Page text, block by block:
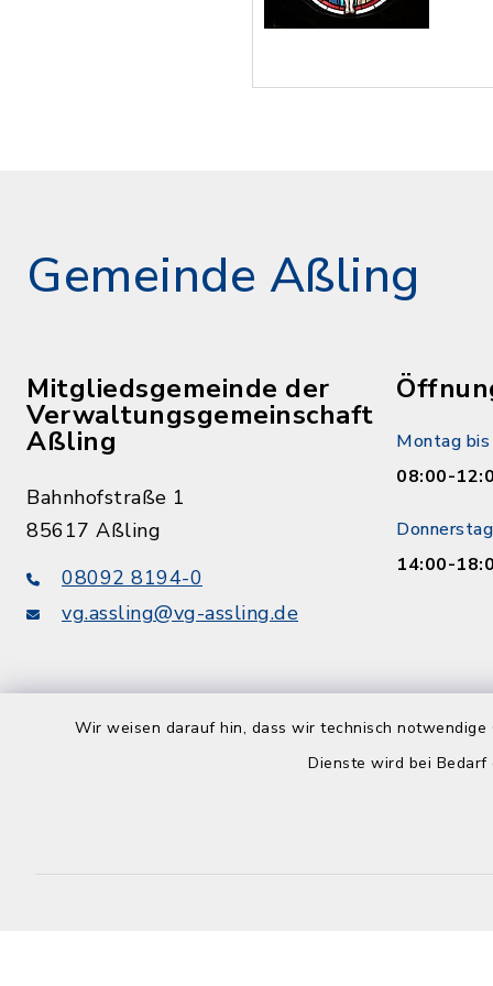
Wir weisen darauf hin, dass wir technisch
Dienste wird bei
Gemeinde Aßling
Mitgliedsgemeinde der
Verwaltungsgemeinschaft
Aßling
Bahnhofstraße 1
85617 Aßling
08092 8194-0
vg.assling@vg-assling.de
Montag
08:00-
14:00-